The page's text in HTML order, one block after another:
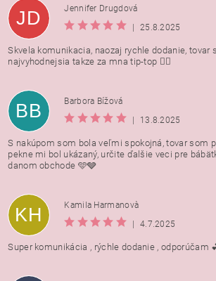
JD
Jennifer Drugdová
|
25.8.2025
Skvela komunikacia, naozaj rychle dodanie, tovar
najvyhodnejsia takze za mna tip-top 👍🏻
BB
Barbora Bížová
|
13.8.2025
S nakúpom som bola veľmi spokojná, tovar som
pekne mi bol ukázaný, určite ďalšie veci pre
danom obchode 🩵🩶
KH
Kamila Harmanovà
|
4.7.2025
Super komunikácia , rýchle dodanie , odporúčam